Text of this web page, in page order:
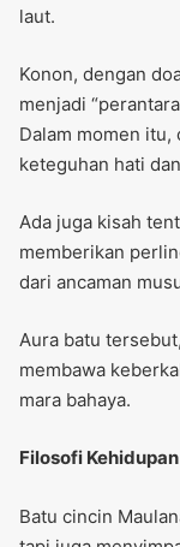
laut.
Konon, dengan
menjadi
Dalam momen
keteguhan hati
Ada juga kisah
memberikan
dari ancaman
Aura batu
membawa
mara bahaya.
Filosofi
Batu cincin